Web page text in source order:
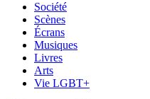
Société
Scènes
Écrans
Musiques
Livres
Arts
Vie LGBT+